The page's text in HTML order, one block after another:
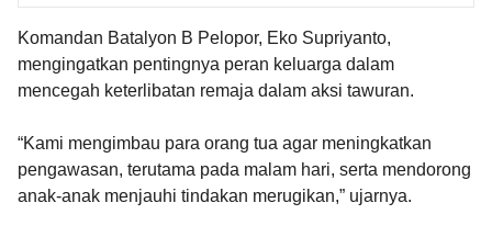
Komandan Batalyon B Pelopor, Eko Supriyanto,
mengingatkan pentingnya peran keluarga dalam
mencegah keterlibatan remaja dalam aksi tawuran.
“Kami mengimbau para orang tua agar meningkatkan
pengawasan, terutama pada malam hari, serta mendorong
anak-anak menjauhi tindakan merugikan,” ujarnya.